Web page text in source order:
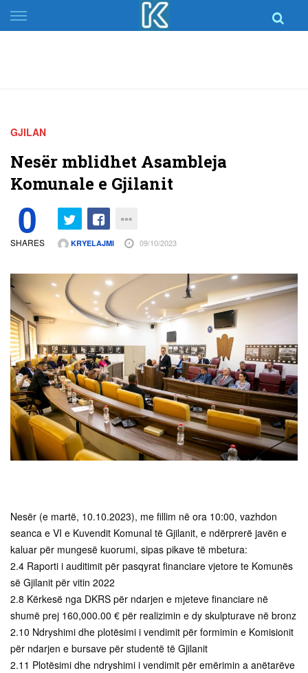
Skip
to
GJILAN
Nesër mblidhet Asambleja
Komunale e Gjilanit
0
SHARES KRYELAJMI 09/10/2023
Nesër (e martë, 10.10.2023), me fillim në ora 10:00, vazhdon
seanca e VI e Kuvendit Komunal të Gjilanit, e ndërprerë javën e
kaluar për mungesë kuorumi, sipas pikave të mbetura:
2.4 Raporti i auditimit për pasqyrat financiare vjetore te Komunës
së Gjilanit për vitin 2022
2.8 Kërkesë nga DKRS për ndarjen e mjeteve financiare në
shumë prej 160,000.00 € për realizimin e dy skulpturave në bronz
2.10 Ndryshimi dhe plotësimi i vendimit për formimin e Komisionit
për ndarjen e bursave për studentë të Gjilanit
2.11 Plotësimi dhe ndryshimi i vendimit për emërimin a anëtarëve